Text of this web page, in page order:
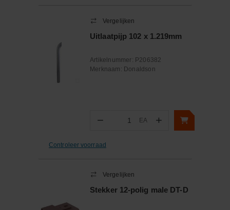
Vergelijken
Uitlaatpijp 102 x 1.219mm
Artikelnummer: P206382
Merknaam: Donaldson
− Aantal
EA +
Controleer voorraad
Vergelijken
Stekker 12-polig male DT-D